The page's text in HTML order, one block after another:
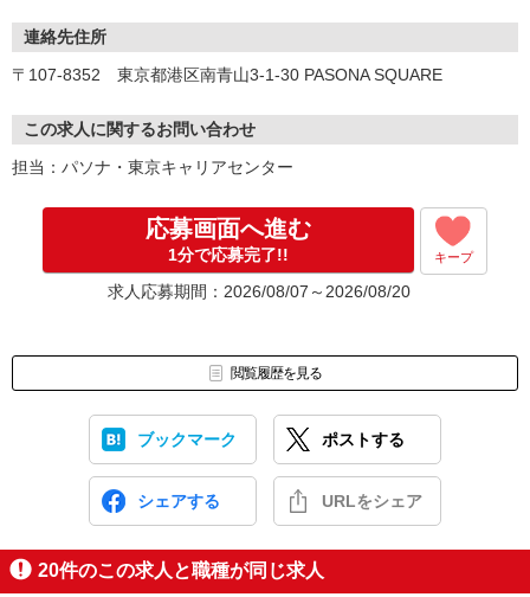
▼お仕事紹介
▼お仕事開始
連絡先住所
〒107-8352 東京都港区南青山3-1-30 PASONA SQUARE
この求人に関するお問い合わせ
担当：パソナ・東京キャリアセンター
応募画面へ進む
1分で応募完了!! キープ
求人応募期間：2026/08/07～2026/08/20
閲覧履歴を見る
ブックマーク ポストする
シェアする URLをシェア
20件のこの求人と職種が同じ求人